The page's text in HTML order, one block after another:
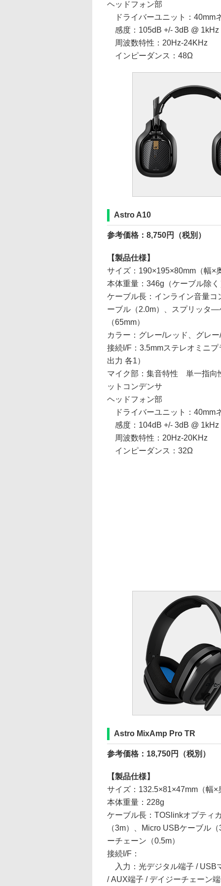
ヘッドフォン部
ドライバーユニット：40mm
感度：105dB +/- 3dB @ 1kHz
周波数特性：20Hz-24KHz
インピーダンス：48Ω
Astro A10
参考価格：8,750円（税別）
【製品仕様】
サイズ：190×195×80mm（幅×
本体重量：346g（ケーブル除く
ケーブル長：インライン音量コ
ーブル（2.0m）、スプリッタ―
（65mm）
カラー：グレー/レッド、グレ
接続I/F：3.5mmステレオミニ
出力 各1）
マイク部：集音特性 単一指
ットコンデンサ
ヘッドフォン部
ドライバーユニット：40mm
感度：104dB +/- 3dB @ 1kHz
周波数特性：20Hz-20KHz
インピーダンス：32Ω
Astro MixAmp Pro TR
参考価格：18,750円（税別）
【製品仕様】
サイズ：132.5×81×47mm（幅×
本体重量：228g
ケーブル長：TOSlinkオプティ
（3m）、Micro USBケーブル
ーチェーン（0.5m）
接続I/F：
入力：光デジタル端子 / USB
/ AUX端子 / デイジーチェーン